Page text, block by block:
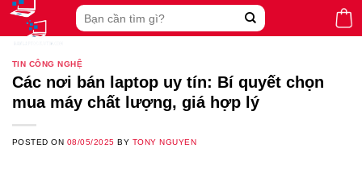
Skip
content
Search
for:
TIN CÔNG NGHỆ
Các nơi bán laptop uy tín: Bí quyết chọn
mua máy chất lượng, giá hợp lý
POSTED ON 08/05/2025 BY TONY NGUYEN